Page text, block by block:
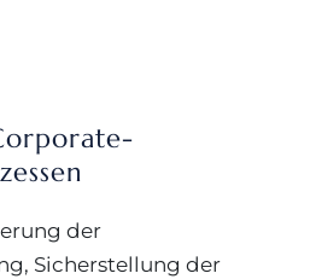
der
Sicherstellung der